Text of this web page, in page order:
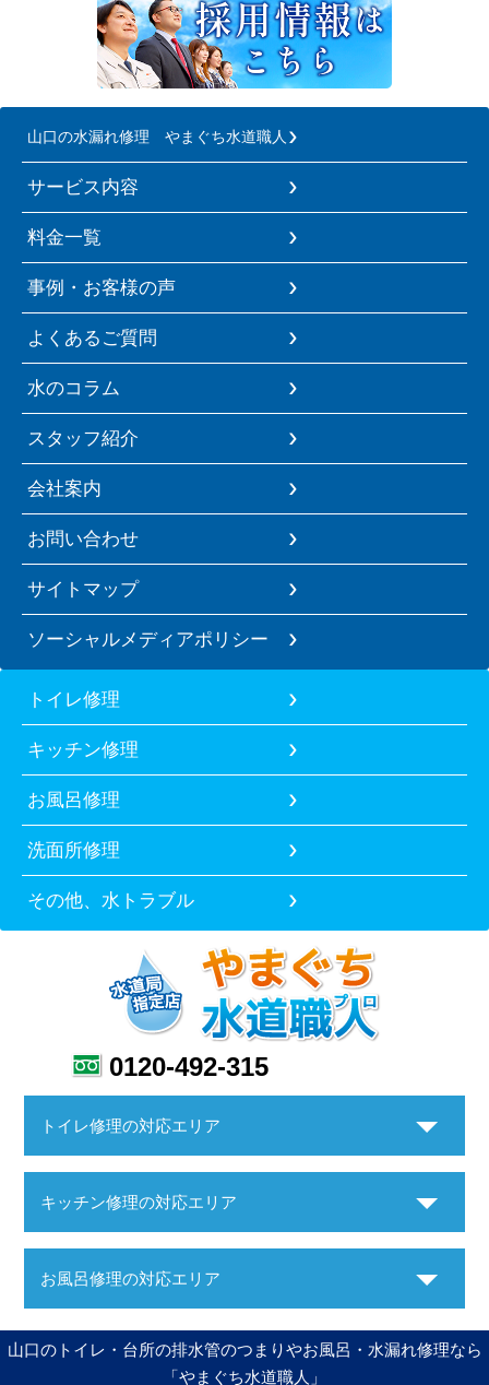
山口の水漏れ修理 やまぐち水道職人
サービス内容
料金一覧
事例・お客様の声
よくあるご質問
水のコラム
スタッフ紹介
会社案内
お問い合わせ
サイトマップ
ソーシャルメディアポリシー
トイレ修理
キッチン修理
お風呂修理
洗面所修理
その他、水トラブル
0120-492-315
トイレ修理の対応エリア
キッチン修理の対応エリア
お風呂修理の対応エリア
山口のトイレ・台所の排水管のつまりやお風呂・水漏れ修理なら
「やまぐち水道職人」